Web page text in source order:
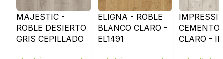
MAJESTIC -
ROBLE DESIERTO
GRIS CEPILLADO
ELIGNA - ROBLE
BLANCO CLARO -
EL1491
CEMENTO
CLARO -